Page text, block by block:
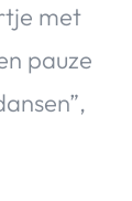
met
pauze